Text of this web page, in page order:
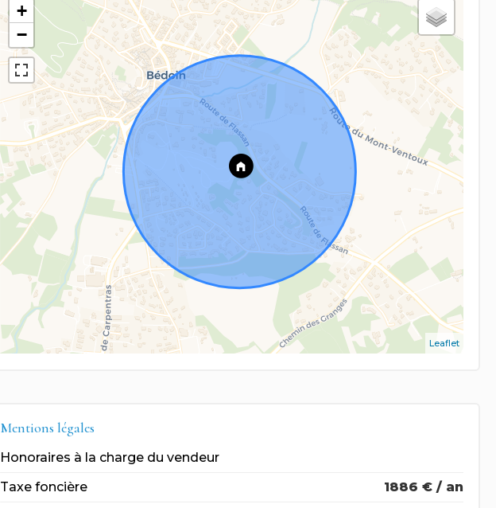
+
−
Leaflet
Mentions légales
Honoraires à la charge du vendeur
Taxe foncière
1886 € / an